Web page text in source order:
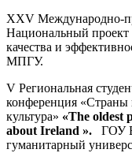
XXV Международно-
Национальный проект
качества и
МПГУ.
V Региональная
конференция «Страны
культура» «The oldest
about Ireland ». ГОУ
гуманитарный